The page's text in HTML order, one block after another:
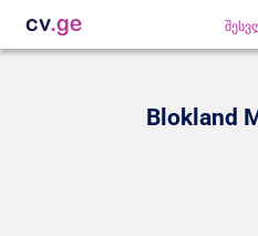
Blokland